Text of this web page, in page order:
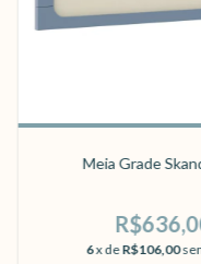
Meia Grade
6x deR$106,00